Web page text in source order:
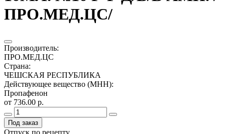
ПРО.МЕД.ЦС/
Производитель:
ПРО.МЕД.ЦС
Страна:
ЧЕШСКАЯ РЕСПУБЛИКА
Действующее вещество (МНН):
Пропафенон
от 736.00 р.
Под заказ
Отпуск по рецепту